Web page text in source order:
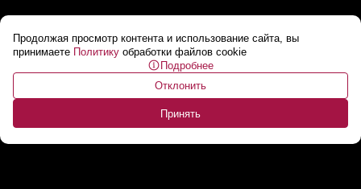
Продолжая просмотр контента и использование сайта, вы
принимаете Политику обработки файлов cookie
Подробнее
Отклонить
Принять
МЧС Беларуси готово помочь Литве в
ликвидации последствий пожара на
Игналинской АЭС...